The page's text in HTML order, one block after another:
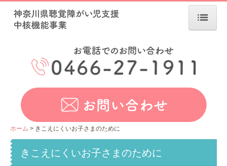
お知らせ
相談支援
家族教室
ホーム きこえにくいお子さまのために
きこえにくいお子さまのために